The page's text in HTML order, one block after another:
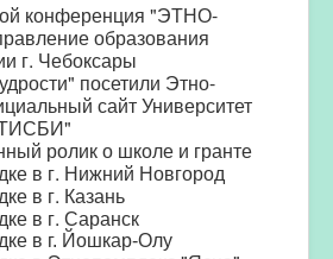
конференция "ЭТНО-
образования
г. Чебоксары
посетили Этно-
сайт Университет
ролик о школе и гранте
в г. Нижний Новгород
в г. Казань
в г. Саранск
в г. Йошкар-Олу